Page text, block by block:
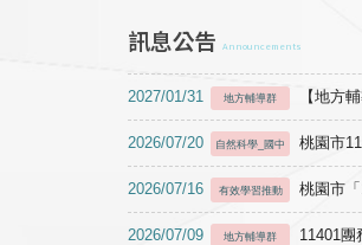
訊息公告 Announcements
2027/01/31 地方輔導群 【地方
2026/07/20 自然科學_國中 桃園市
2026/07/16 有效學習推動 桃園市
2026/07/09 地方輔導群 11401